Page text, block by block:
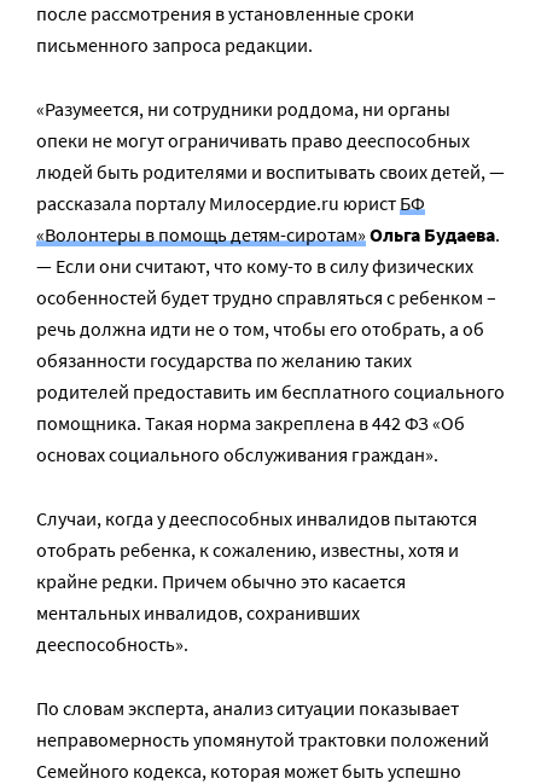
после рассмотрения в установленные сроки
письменного запроса редакции.
«Разумеется, ни сотрудники роддома, ни органы
опеки не могут ограничивать право дееспособных
людей быть родителями и воспитывать своих детей, —
рассказала порталу Милосердие.ru юристБФ
«Волонтеры в помощь детям-сиротам»Ольга Будаева.
— Если они считают, что кому-то в силу физических
особенностей будет трудно справляться с ребенком –
речь должна идти не о том, чтобы его отобрать, а об
обязанности государства по желанию таких
родителей предоставить им бесплатного социального
помощника. Такая норма закреплена в 442 ФЗ «Об
основах социального обслуживания граждан».
Случаи, когда у дееспособных инвалидов пытаются
отобрать ребенка, к сожалению, известны, хотя и
крайне редки. Причем обычно это касается
ментальных инвалидов, сохранивших
дееспособность».
По словам эксперта, анализ ситуации показывает
неправомерность упомянутой трактовки положений
Семейного кодекса, которая может быть успешно